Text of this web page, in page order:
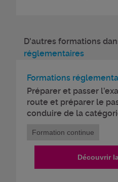
D'autres formations
réglementaires
Formations
Préparer et passer
route et préparer le
conduire de la
Formation continue
Découvrir